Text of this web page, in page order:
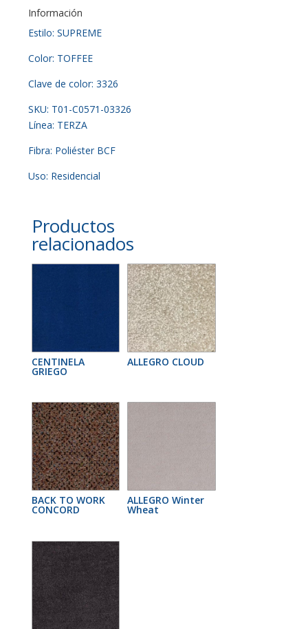
Información
Estilo: SUPREME
Color: TOFFEE
Clave de color: 3326
SKU: T01-C0571-03326
Línea: TERZA
Fibra: Poliéster BCF
Uso: Residencial
Productos
relacionados
CENTINELA
GRIEGO
ALLEGRO CLOUD
BACK TO WORK
CONCORD
ALLEGRO Winter
Wheat